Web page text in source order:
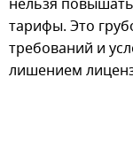
нельзя
тарифы. Это
требований и
лишением